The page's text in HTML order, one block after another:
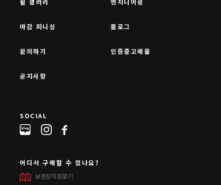
마감 피니싱 블로그
문의하기 인증중고매물
공지사항
SOCIAL
어디서 구매할 수 있나요?
보센장착점찾기